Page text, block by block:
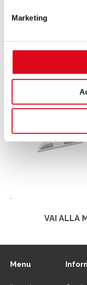
Marketing
.
VAI ALLA
Menu